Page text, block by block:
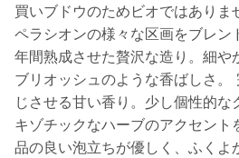
買いブドウのためビオではありま
ペラシオンの様々な区画をブレン
年間熟成させた贅沢な造り。細や
ブリオッシュのような香ばしさ。
じさせる甘い香り。少し個性的
キゾチックなハーブのアクセント
品の良い泡立ちが優しく、ふくよ